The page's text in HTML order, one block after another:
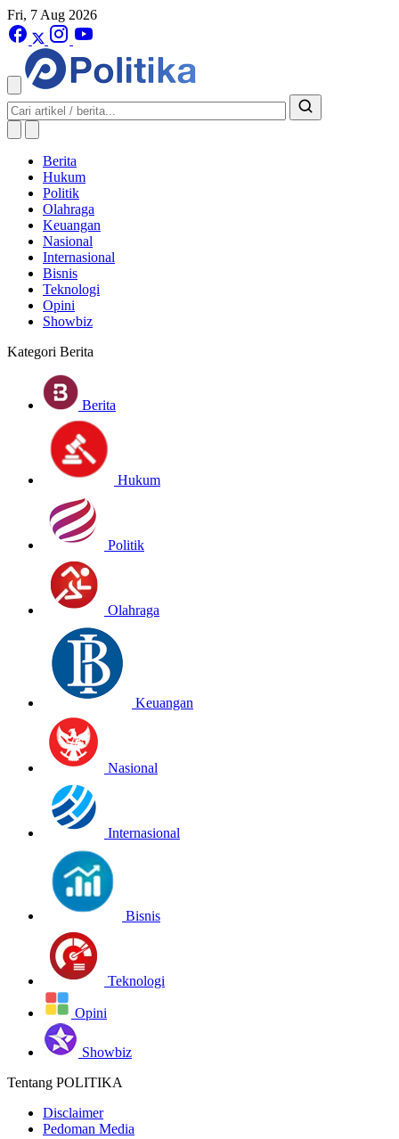
Fri, 7 Aug 2026
Berita
Hukum
Politik
Olahraga
Keuangan
Nasional
Internasional
Bisnis
Teknologi
Opini
Showbiz
Kategori Berita
Berita
Hukum
Politik
Olahraga
Keuangan
Nasional
Internasional
Bisnis
Teknologi
Opini
Showbiz
Tentang POLITIKA
Disclaimer
Pedoman Media